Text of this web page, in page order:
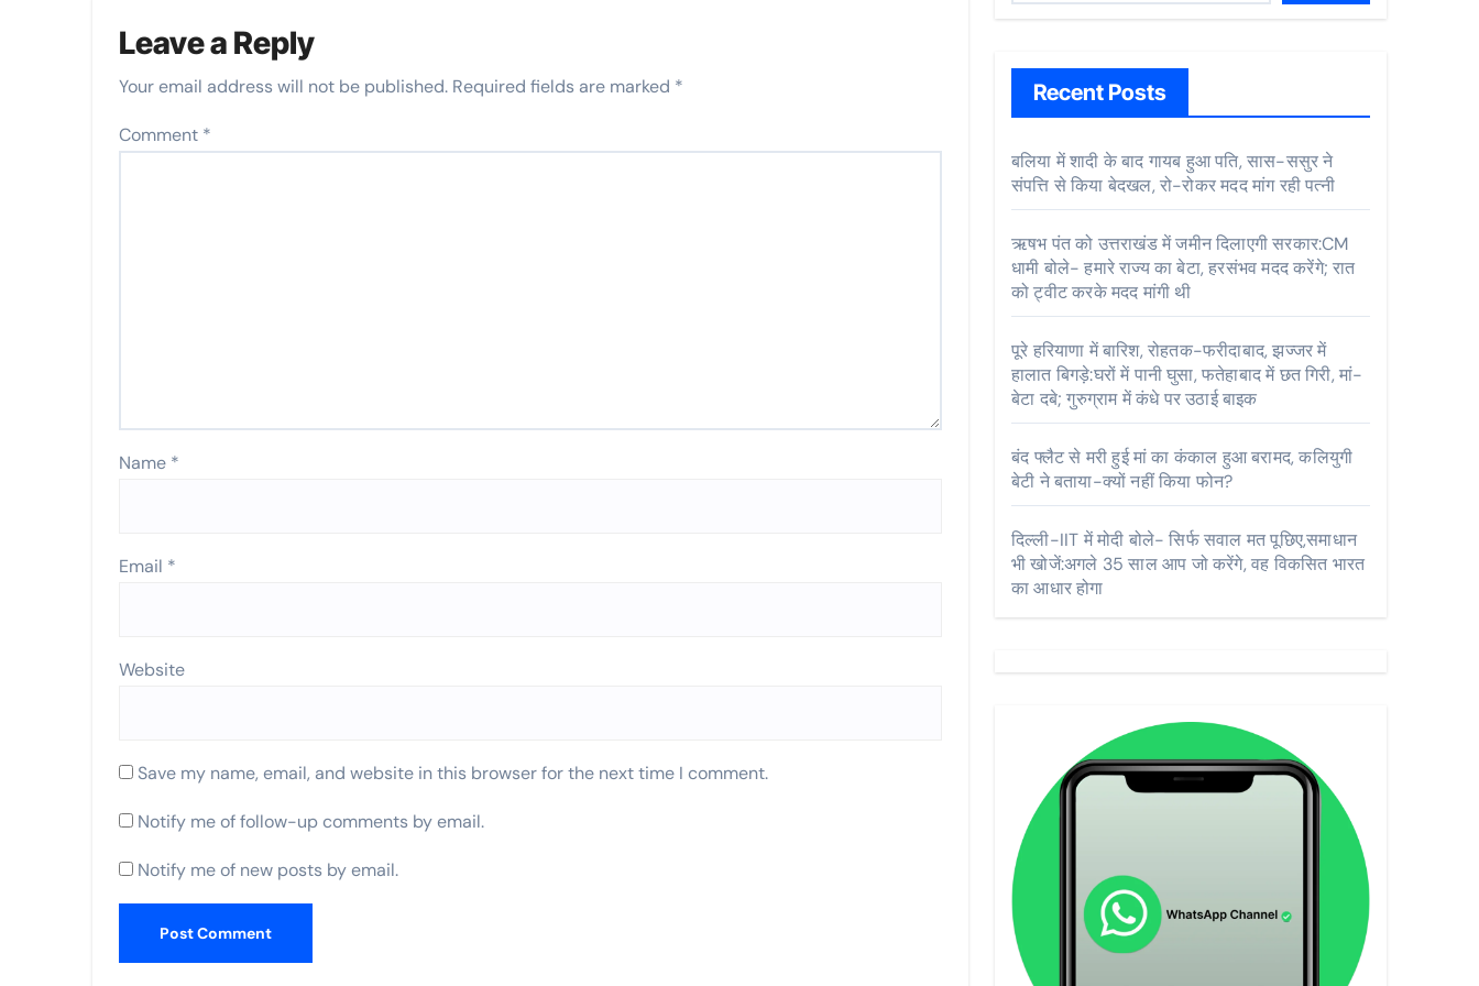
Leave a Reply
Your email address will not be published. Required fields are marked *
Comment *
Name *
Email *
Website
Save my name, email, and website in this browser for the next time I comment.
Notify me of follow-up comments by email.
Notify me of new posts by email.
Recent Posts
बलिया में शादी के बाद गायब हुआ पति, सास-ससुर ने
संपत्ति से किया बेदखल, रो-रोकर मदद मांग रही पत्नी
ऋषभ पंत को उत्तराखंड में जमीन दिलाएगी सरकार:CM
धामी बोले- हमारे राज्य का बेटा, हरसंभव मदद करेंगे; रात
को ट्वीट करके मदद मांगी थी
पूरे हरियाणा में बारिश, रोहतक-फरीदाबाद, झज्जर में
हालात बिगड़े:घरों में पानी घुसा, फतेहाबाद में छत गिरी, मां-
बेटा दबे; गुरुग्राम में कंधे पर उठाई बाइक
बंद फ्लैट से मरी हुई मां का कंकाल हुआ बरामद, कलियुगी
बेटी ने बताया-क्यों नहीं किया फोन?
दिल्ली-IIT में मोदी बोले- सिर्फ सवाल मत पूछिए,समाधान
भी खोजें:अगले 35 साल आप जो करेंगे, वह विकसित भारत
का आधार होगा